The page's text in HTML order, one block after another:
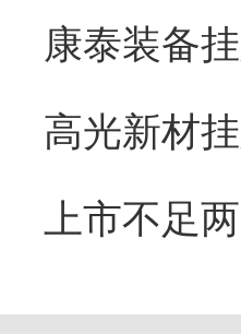
康泰装备